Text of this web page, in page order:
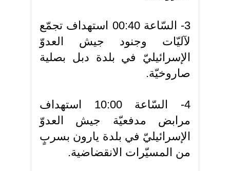
3- السّاعة 00:40 استهداف تجمّع
لآليّات وجنود جيش العدوّ
الإسرائيليّ في بلدة دبل بصلية
صاروخيّة.
4- السّاعة 10:00 استهداف
مرابض مدفعيّة جيش العدوّ
الإسرائيليّ في بلدة يارون بسربٍ
من المسيّرات الانقضاضية.